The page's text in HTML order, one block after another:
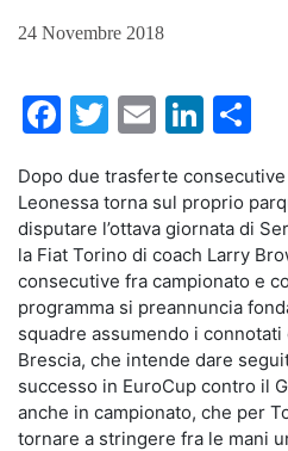
24 Novembre 2018
Facebook
Twitter
Email
Dopo due trasferte
Leonessa torna sul proprio
disputare l’ottava giornata di
la Fiat Torino di coach Larry
consecutive fra campionato e
programma si preannuncia
squadre assumendo i
Brescia, che intende dare
successo in EuroCup contro il
anche in campionato, che per
tornare a stringere fra le mani